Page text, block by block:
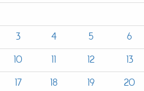
3
4 5 6
10
11 12 13
17
18 19 20